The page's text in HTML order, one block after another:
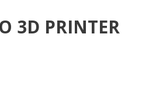
3D PRINTER